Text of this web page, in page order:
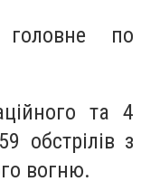
по
та 4
обстрілів з
вогню.